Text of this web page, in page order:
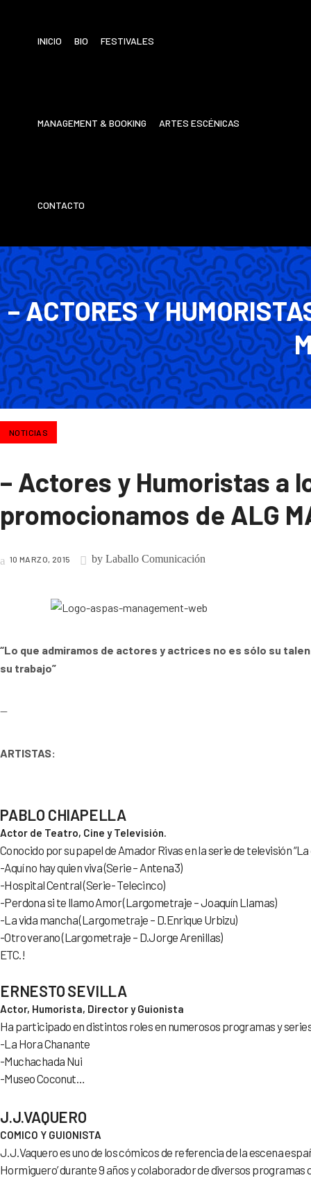
INICIO BIO FESTIVALES
MANAGEMENT & BOOKING ARTES ESCÉNICAS
CONTACTO
– ACTORES Y
NOTICIAS
– Actores y Humoristas a
promocionamos de ALG
10 MARZO, 2015 byLaballo Comunicación
“Lo que admiramos de actores y actrices no es sólo su
su trabajo”
—
ARTISTAS:
PABLO CHIAPELLA
Actor de Teatro, Cine y Televisión.
Conocido por su papel de Amador Rivas en la serie de televisión “La
-Aquí no hay quien viva (Serie – Antena3)
-Hospital Central (Serie- Telecinco)
-Perdona si te llamo Amor (Largometraje – Joaquín Llamas)
-La vida mancha (Largometraje – D.Enrique Urbizu)
-Otro verano (Largometraje – D.Jorge Arenillas)
ETC.!
ERNESTO SEVILLA
Actor, Humorista, Director y Guionista
Ha participado en distintos roles en numerosos programas y
-La Hora Chanante
-Muchachada Nui
-Museo Coconut…
J.J.VAQUERO
COMICO Y GUIONISTA
J.J.Vaquero es uno de los cómicos de referencia de la escena
Hormiguero’ durante 9 años y colaborador de diversos programas